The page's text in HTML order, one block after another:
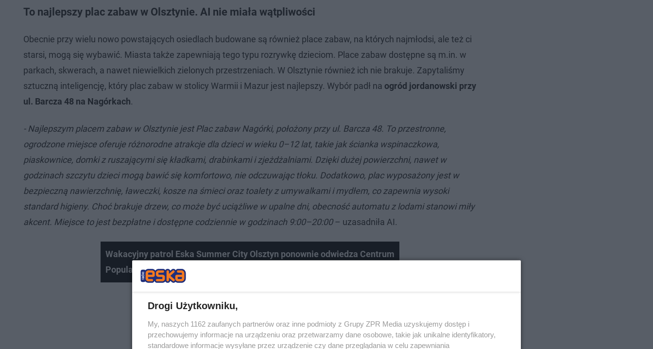
To najlepszy plac zabaw w Olsztynie. AI nie miała wątpliwości
Obecnie przy wielu nowo powstających osiedlach budowane są również place zabaw, na których najmłodsi, ale też ci
starsi, mogą się wybawić. Miasta także zapewniają tego typu rozrywkę dzieciom. Place zabaw dostępne są m.in. w
parkach, skwerach, a nawet niewielkich zielonych przestrzeniach. W Olsztynie również ich nie brakuje. Zapytaliśmy
sztuczną inteligencję, który plac zabaw w stolicy Warmii i Mazur jest najlepszy. Wybór padł na ogród jordanowski przy
ul. Barcza 48 na Nagórkach.
- Najlepszym placem zabaw w Olsztynie jest Plac zabaw Nagórki, położony przy ul. Barcza 48. To przestronne,
ogrodzone miejsce oferuje różnorodne atrakcje dla dzieci w wieku 0–12 lat, takie jak ścianka wspinaczkowa,
piaskownice, domki z ruszającymi się kładkami, drabinkami i zjeżdżalniami. Dzięki dużej powierzchni, nawet w
godzinach szczytu dzieci mogą bawić się komfortowo, nie odczuwając tłoku. Dodatkowo, plac wyposażony jest w
bezpieczną nawierzchnię, ławeczki, kosze na śmieci oraz toalety z umywalkami i mydłem, co zapewnia wysoki
standard higieny. Choć brakuje drzew, co może być uciążliwe w upalne dni, obecność automatu z lodami stanowi miły
akcent. Miejsce to jest bezpłatne i dostępne codziennie w godzinach 9:00–20:00– uzasadniła AI.
Wakacyjny patrol Eska Summer City Olsztyn ponownie odwiedza Centrum
Popularyzacji Nauki i Innowacji „Kortosfera”
Drogi Użytkowniku,
My, naszych 1162 zaufanych partnerów oraz inne podmioty z Grupy ZPR Media uzyskujemy dostęp i
przechowujemy informacje na urządzeniu oraz przetwarzamy dane osobowe, takie jak unikalne identyfikatory,
standardowe informacje wysyłane przez urządzenie czy dane przeglądania w celu zapewniania